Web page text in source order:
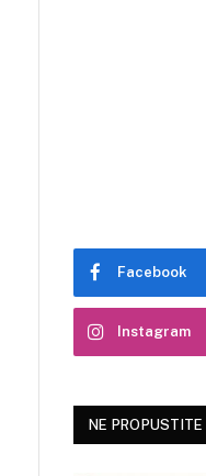
Facebook
Instagram
NE PROPUSTITE